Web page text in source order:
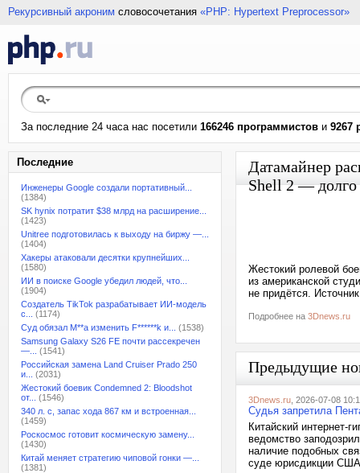
Рекурсивный акроним словосочетания «PHP: Hypertext Preprocessor»
За последние 24 часа нас посетили 166246 программистов и 9267
Последние
Инженеры Google создали портативный...
(1384)
SK hynix потратит $38 млрд на расширение...
(1423)
Unitree подготовилась к выходу на биржу —...
(1404)
Хакеры атаковали десятки крупнейших...
(1580)
ИИ в поиске Google убедил людей, что...
(1904)
Создатель TikTok разрабатывает ИИ-модель
с...
(1174)
Суд обязал M**a изменить F******k и...
(1538)
Samsung Galaxy S26 FE почти рассекречен
—...
(1541)
Российская замена Land Cruiser Prado 250
и...
(2031)
Жестокий боевик Condemned 2: Bloodshot
от...
(1546)
340 л. с, запас хода 867 км и встроенная...
(1459)
Роскосмос готовит космическую замену...
(1430)
Китай меняет стратегию чиповой гонки —...
(1381)
Датамайнер
Shell 2 — долго
Жестокий ролевой
из американской
не придётся.
Подробнее на 3Dnews.ru
Предыдущие
3Dnews.ru , 2026-07-08
Судья запретила
Китайский интернет-
ведомство
наличие подобных
суде юрисдикции